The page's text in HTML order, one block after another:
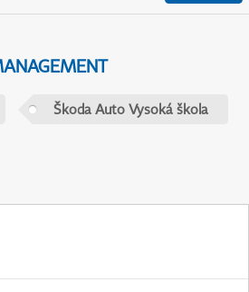
Škoda Auto Vysoká škola